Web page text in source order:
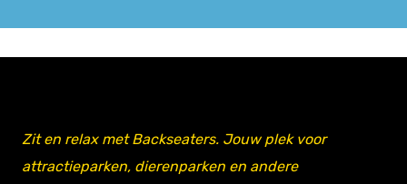
Zit en relax met Backseaters. Jouw plek voor
attractieparken, dierenparken en andere